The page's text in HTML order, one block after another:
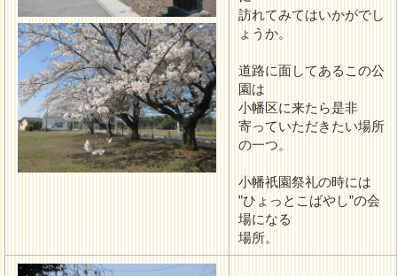
訪れてみてはいかがでし
ょうか。
道路に面してあるこの公
園は
小幡区に来たら是非
寄っていただきたい場所
の一つ。
小幡祇園祭礼の時には
”ひょっとこばやし”の会
場になる
場所。